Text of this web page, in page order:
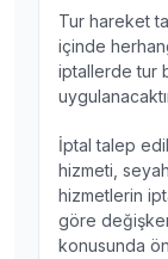
Tur hareket
içinde
iptallerde tur
İptal talep
hizmeti,
hizmetlerin
göre
konusunda